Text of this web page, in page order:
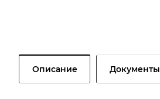
Описание Документы